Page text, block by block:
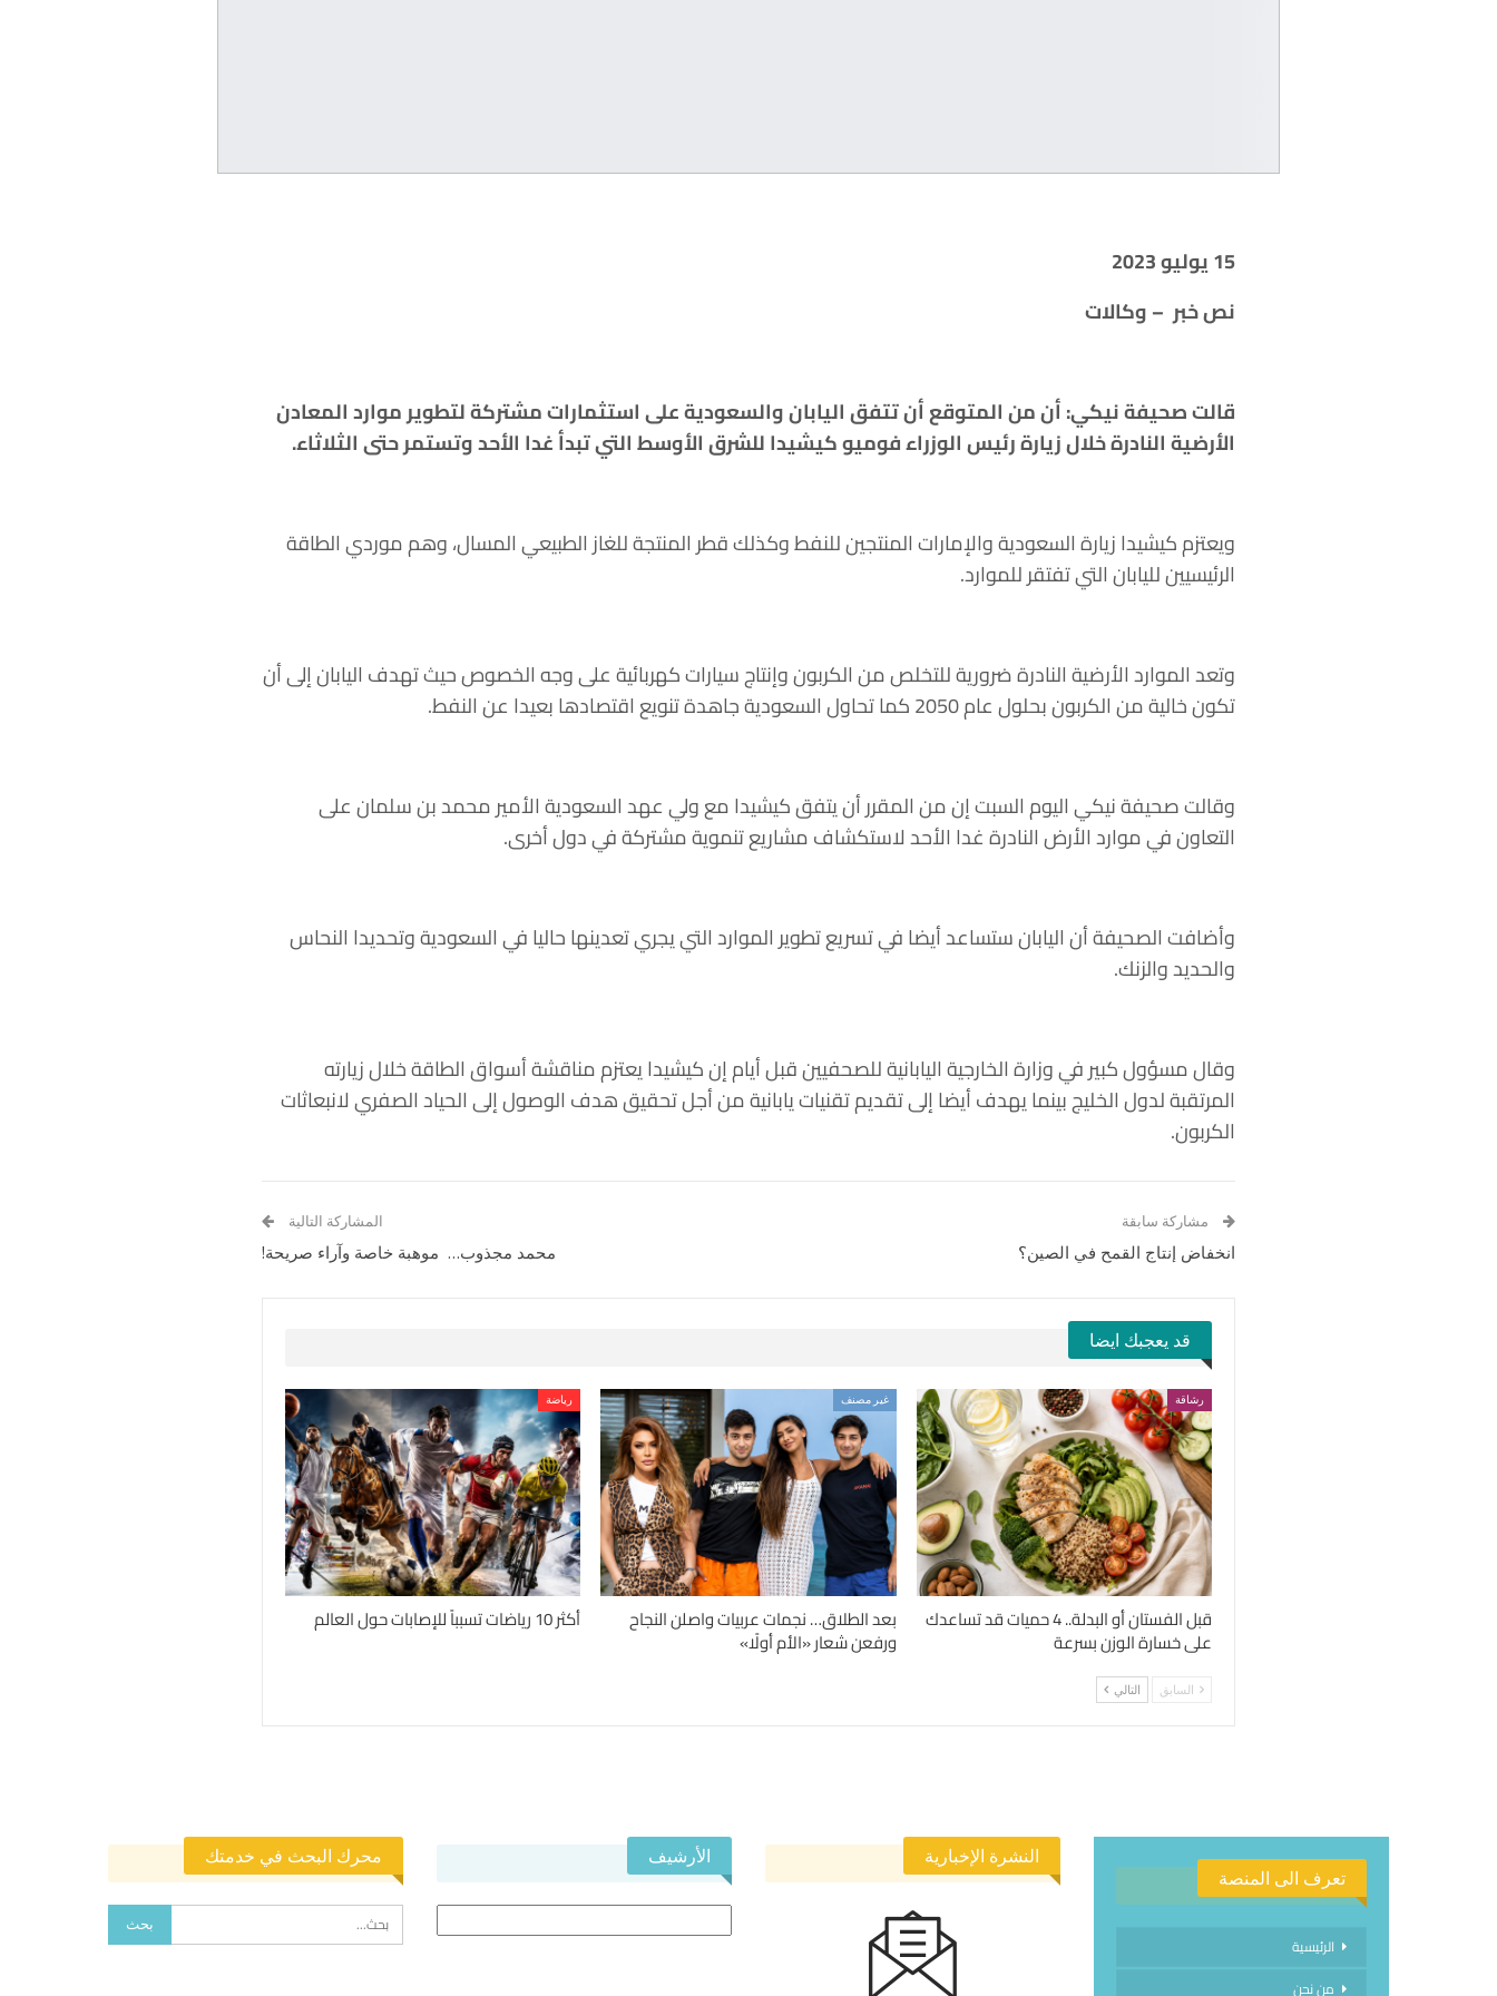
15 يوليو 2023
نص خبر – وكالات
قالت صحيفة نيكي: أن من المتوقع أن تتفق اليابان والسعودية على استثمارات مشتركة لتطوير موارد المعادن
الأرضية النادرة خلال زيارة رئيس الوزراء فوميو كيشيدا للشرق الأوسط التي تبدأ غدا الأحد‭ ‬وتستمر حتى الثلاثاء.
ويعتزم كيشيدا زيارة السعودية والإمارات المنتجين للنفط وكذلك قطر المنتجة للغاز الطبيعي المسال، وهم موردي الطاقة
الرئيسيين لليابان التي تفتقر للموارد.
وتعد الموارد الأرضية النادرة ضرورية للتخلص من الكربون وإنتاج سيارات كهربائية على وجه الخصوص حيث تهدف اليابان إلى أن
تكون خالية من الكربون بحلول عام 2050 كما تحاول السعودية جاهدة تنويع اقتصادها بعيدا عن النفط.
وقالت صحيفة نيكي اليوم السبت إن من المقرر أن يتفق كيشيدا مع ولي عهد السعودية الأمير محمد بن سلمان على
التعاون في موارد الأرض النادرة غدا الأحد لاستكشاف مشاريع تنموية مشتركة في دول أخرى.
وأضافت الصحيفة أن اليابان ستساعد أيضا في تسريع تطوير الموارد التي يجري تعدينها حاليا في السعودية وتحديدا النحاس
والحديد والزنك.
وقال مسؤول كبير في وزارة الخارجية اليابانية للصحفيين قبل أيام إن كيشيدا يعتزم مناقشة أسواق الطاقة خلال زيارته
المرتقبة لدول الخليج بينما يهدف أيضا إلى تقديم تقنيات يابانية من أجل تحقيق هدف الوصول إلى الحياد الصفري لانبعاثات
الكربون.
مشاركة سابقة
انخفاض إنتاج القمح في الصين؟
المشاركة التالية
محمد مجذوب… موهبة خاصة وآراء صريحة!
قد يعجبك ايضا
رشاقة
قبل الفستان أو البدلة.. 4 حميات قد تساعدك
على خسارة الوزن بسرعة
غير مصنف
بعد الطلاق… نجمات عربيات واصلن النجاح
ورفعن شعار «الأم أولًا»
رياضة
أكثر 10 رياضات تسبباً للإصابات حول العالم
السابق التالي
تعرف الى المنصة
الرئيسية
من نحن
النشرة الإخبارية الأرشيف محرك البحث في خدمتك